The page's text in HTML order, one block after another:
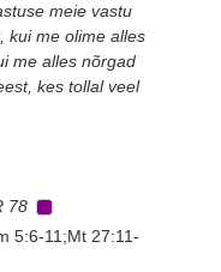
meie vastu
kui me olime alles
me alles nõrgad
kes tollal veel
78
5:6-11;Mt 27:11-